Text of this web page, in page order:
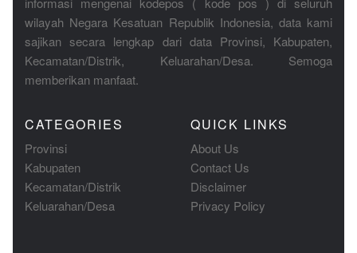
wilayah Negara Kesatuan Republik Indonesia, data kami
sajikan secara lengkap dari data Provinsi, Kabupaten,
Kecamatan/Distrik, Keluarahan/Desa. Semoga
memberikan manfaat.
CATEGORIES
Provinsi
Kabupaten
Kecamatan/Distrik
Keluarahan/Desa
QUICK LINKS
About Us
Contact Us
Disclaimer
Privacy Policy